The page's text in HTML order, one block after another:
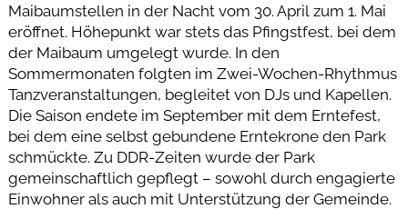
Maibaumstellen in der Nacht vom 30. April zum 1. Mai
eröffnet. Höhepunkt war stets das Pfingstfest, bei dem
der Maibaum umgelegt wurde. In den
Sommermonaten folgten im Zwei-Wochen-Rhythmus
Tanzveranstaltungen, begleitet von DJs und Kapellen.
Die Saison endete im September mit dem Erntefest,
bei dem eine selbst gebundene Erntekrone den Park
schmückte. Zu DDR-Zeiten wurde der Park
gemeinschaftlich gepflegt – sowohl durch engagierte
Einwohner als auch mit Unterstützung der Gemeinde.